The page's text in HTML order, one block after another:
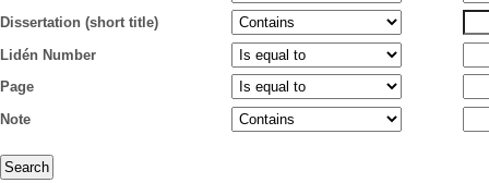
Dissertation (short title)
Lidén Number
Page
Note